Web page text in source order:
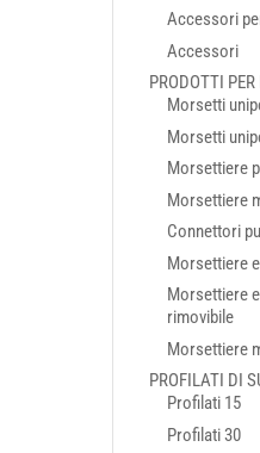
Accessori
Accessori
PRODOTTI
Morsetti
Morsetti
Morsettiere
Morsettiere
Connettori
Morsettiere
Morsettiere
rimovibile
Morsettiere
PROFILATI DI
Profilati 15
Profilati 30